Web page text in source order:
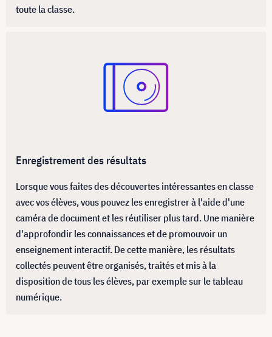
toute la classe.
Enregistrement des résultats
Lorsque vous faites des découvertes intéressantes en classe
avec vos élèves, vous pouvez les enregistrer à l'aide d'une
caméra de document et les réutiliser plus tard. Une manière
d'approfondir les connaissances et de promouvoir un
enseignement interactif. De cette manière, les résultats
collectés peuvent être organisés, traités et mis à la
disposition de tous les élèves, par exemple sur le tableau
numérique.